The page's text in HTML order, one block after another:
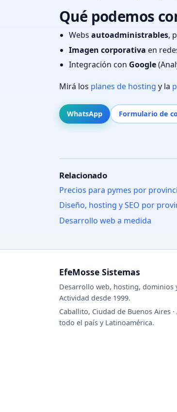
Qué podemos
Webs autoadministrables,
Imagen corporativa en
Integración con Google
Mirá los planes de hosting y la
WhatsApp Formulario de
Relacionado
Precios para pymes por
Diseño, hosting y SEO por
Desarrollo web a medida
EfeMosse Sistemas
Desarrollo web, hosting, dominios
Actividad desde 1999.
Caballito, Ciudad de Buenos Aires
todo el país y Latinoamérica.